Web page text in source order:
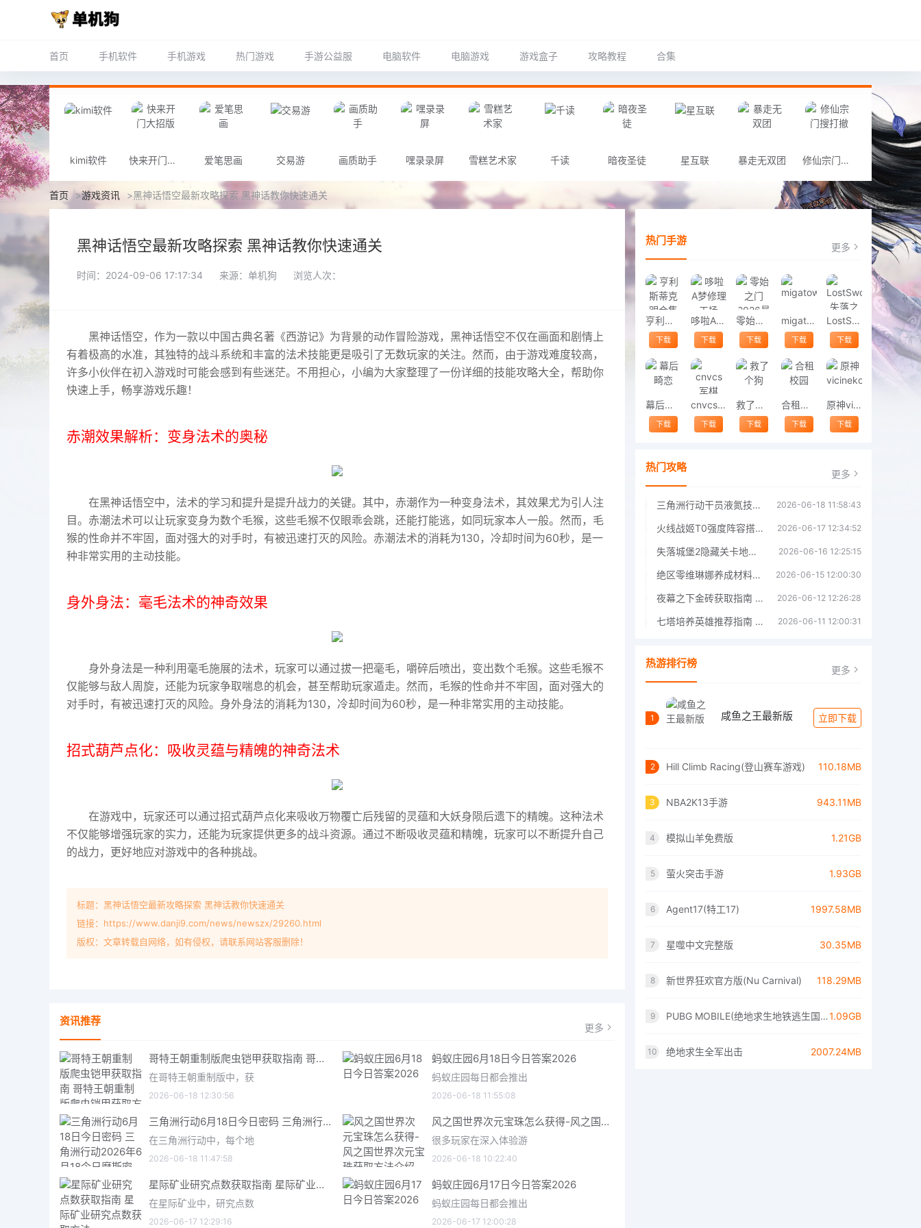
首页 手机软件 手机游戏 热门游戏 手游公益服 电脑软件 电脑游戏 游戏盒子 攻略教程 合集
kimi软件 快来开门大招版 爱笔思画 交易游 画质助手 嘿录录屏 雪糕艺术家 千读 暗夜圣徒 星互联 暴走无双团 修仙宗门搜打撤
首页 >游戏资讯 >黑神话悟空最新攻略探索 黑神话教你快速通关
黑神话悟空最新攻略探索 黑神话教你快速通关
时间：2024-09-06 17:17:34 来源：单机狗 浏览人次：
黑神话悟空，作为一款以中国古典名著《西游记》为背景的动作冒险游戏，黑神话悟空不仅在画面和剧情上
有着极高的水准，其独特的战斗系统和丰富的法术技能更是吸引了无数玩家的关注。然而，由于游戏难度较高，
许多小伙伴在初入游戏时可能会感到有些迷茫。不用担心，小编为大家整理了一份详细的技能攻略大全，帮助你
快速上手，畅享游戏乐趣！
赤潮效果解析：变身法术的奥秘
在黑神话悟空中，法术的学习和提升是提升战力的关键。其中，赤潮作为一种变身法术，其效果尤为引人注
目。赤潮法术可以让玩家变身为数个毛猴，这些毛猴不仅眼乖会跳，还能打能逃，如同玩家本人一般。然而，毛
猴的性命并不牢固，面对强大的对手时，有被迅速打灭的风险。赤潮法术的消耗为130，冷却时间为60秒，是一
种非常实用的主动技能。
身外身法：毫毛法术的神奇效果
身外身法是一种利用毫毛施展的法术，玩家可以通过拔一把毫毛，嚼碎后喷出，变出数个毛猴。这些毛猴不
仅能够与敌人周旋，还能为玩家争取喘息的机会，甚至帮助玩家遁走。然而，毛猴的性命并不牢固，面对强大的
对手时，有被迅速打灭的风险。身外身法的消耗为130，冷却时间为60秒，是一种非常实用的主动技能。
招式葫芦点化：吸收灵蕴与精魄的神奇法术
在游戏中，玩家还可以通过招式葫芦点化来吸收万物覆亡后残留的灵蕴和大妖身陨后遗下的精魄。这种法术
不仅能够增强玩家的实力，还能为玩家提供更多的战斗资源。通过不断吸收灵蕴和精魄，玩家可以不断提升自己
的战力，更好地应对游戏中的各种挑战。
标题：黑神话悟空最新攻略探索 黑神话教你快速通关
链接：https://www.danji9.com/news/newszx/29260.html
版权：文章转载自网络，如有侵权，请联系网站客服删除！
资讯推荐 更多
哥特王朝重制版爬虫铠甲获取指南 哥特王朝重制版爬虫铠甲获取方法
在哥特王朝重制版中，获
2026-06-18 12:30:56
蚂蚁庄园6月18日今日答案2026
蚂蚁庄园每日都会推出
2026-06-18 11:55:08
三角洲行动6月18日今日密码 三角洲行动2026年6月18今日摩斯密码分享
在三角洲行动中，每个地
2026-06-18 11:47:58
风之国世界次元宝珠怎么获得-风之国世界次元宝珠获取方法介绍
很多玩家在深入体验游
2026-06-18 10:22:40
星际矿业研究点数获取指南 星际矿业研究点数获取方法
在星际矿业中，研究点数
2026-06-17 12:29:16
蚂蚁庄园6月17日今日答案2026
蚂蚁庄园每日都会推出
2026-06-17 12:00:28
热门手游 更多
亨利斯蒂克明合集
下载
哆啦A梦修理工场
下载
零始之门2026最新版
下载
migatowemyworld1.68
下载
LostSword失落之剑
下载
幕后畸恋
下载
cnvcs军棋
下载
救了个狗
下载
合租校园
下载
原神vicineko
下载
热门攻略 更多
三角洲行动干员液氮技能效果详解 三角洲行动干员液氮技能介绍 2026-06-18 11:58:43
火线战姬T0强度阵容搭配推荐 火线战姬T0强度阵容哪个好 2026-06-17 12:34:52
失落城堡2隐藏关卡地图解锁指南 2026-06-16 12:25:15
绝区零维琳娜养成材料汇总指南 2026-06-15 12:00:30
夜幕之下金砖获取指南 夜幕之下金砖获取方法 2026-06-12 12:26:28
七塔培养英雄推荐指南 七塔培养哪个英雄好 2026-06-11 12:00:31
热游排行榜 更多
1 咸鱼之王最新版 立即下载
2 Hill Climb Racing(登山赛车游戏) 110.18MB
3 NBA2K13手游 943.11MB
4 模拟山羊免费版 1.21GB
5 萤火突击手游 1.93GB
6 Agent17(特工17) 1997.58MB
7 星噬中文完整版 30.35MB
8 新世界狂欢官方版(Nu Carnival) 118.29MB
9 PUBG MOBILE(绝地求生地铁逃生国际服)1.09GB
10 绝地求生全军出击 2007.24MB